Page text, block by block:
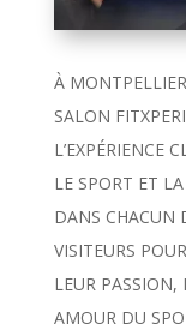
À
SALON
L’EXPÉRIENCE
LE SPORT ET
DANS CHACUN
VISITEURS
LEUR PASSION,
AMOUR DU